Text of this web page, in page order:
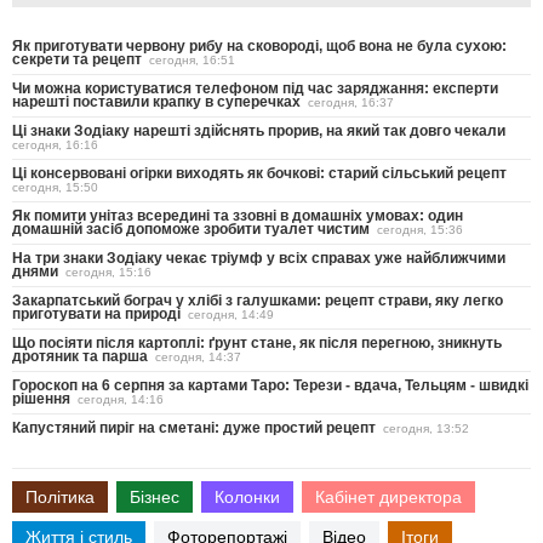
Як приготувати червону рибу на сковороді, щоб вона не була сухою:
секрети та рецепт сегодня, 16:51
Чи можна користуватися телефоном під час заряджання: експерти
нарешті поставили крапку в суперечках сегодня, 16:37
Ці знаки Зодіаку нарешті здійснять прорив, на який так довго чекали
сегодня, 16:16
Ці консервовані огірки виходять як бочкові: старий сільський рецепт
сегодня, 15:50
Як помити унітаз всередині та ззовні в домашніх умовах: один
домашній засіб допоможе зробити туалет чистим сегодня, 15:36
На три знаки Зодіаку чекає тріумф у всіх справах уже найближчими
днями сегодня, 15:16
Закарпатський бограч у хлібі з галушками: рецепт страви, яку легко
приготувати на природі сегодня, 14:49
Що посіяти після картоплі: ґрунт стане, як після перегною, зникнуть
дротяник та парша сегодня, 14:37
Гороскоп на 6 серпня за картами Таро: Терези - вдача, Тельцям - швидкі
рішення сегодня, 14:16
Капустяний пиріг на сметані: дуже простий рецепт сегодня, 13:52
Політика Бізнес Колонки Кабінет директора
Життя і стиль Фоторепортажі Відео Ітоги